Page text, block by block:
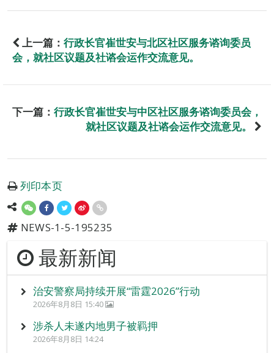
上一篇： 行政长官崔世安与北区社区服务谘询委员
会，就社区议题及社谘会运作交流意见。
下一篇： 行政长官崔世安与中区社区服务谘询委员会，
就社区议题及社谘会运作交流意见。
列印本页
NEWS-1-5-195235
最新新闻
治安警察局持续开展“雷霆2026”行动
2026年8月8日 15:40
涉杀人未遂内地男子被羁押
2026年8月8日 14:24